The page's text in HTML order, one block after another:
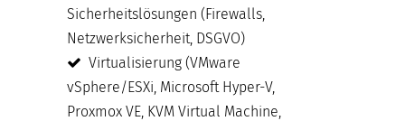
Sicherheitslösungen (Firewalls,
Netzwerksicherheit, DSGVO)
Virtualisierung (VMware
vSphere/ESXi, Microsoft Hyper-V,
Proxmox VE, KVM Virtual Machine,